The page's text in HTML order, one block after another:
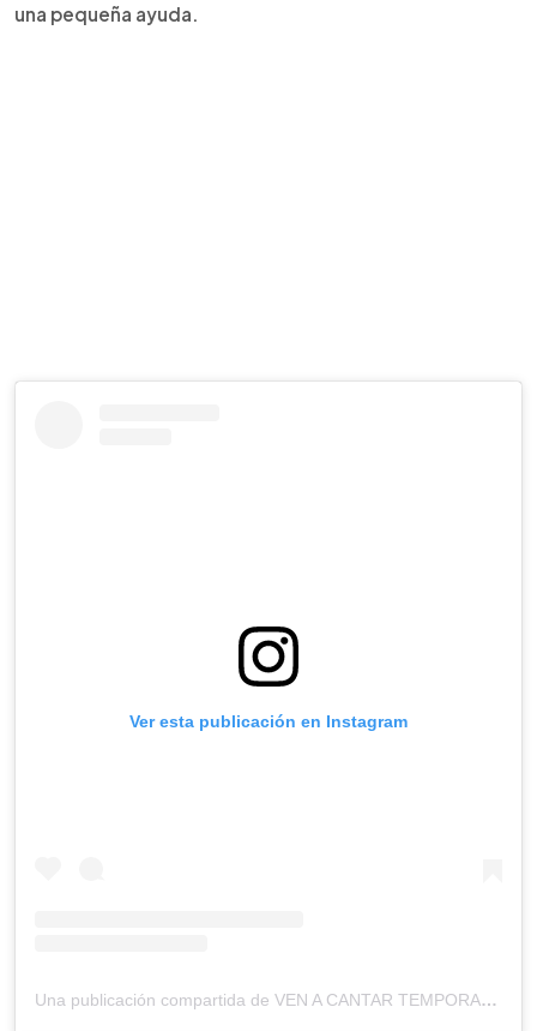
una pequeña ayuda.
Ver esta publicación en Instagram
Una publicación compartida de VEN A CANTAR TEMPORADA 2 (@venacantartcs)